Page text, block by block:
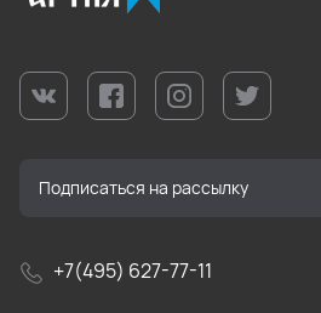
+7(495) 627-77-11